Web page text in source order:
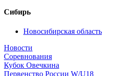
Сибирь
Новосибирская область
Новости
Соревнования
Кубок Овечкина
Первенство России W/U18